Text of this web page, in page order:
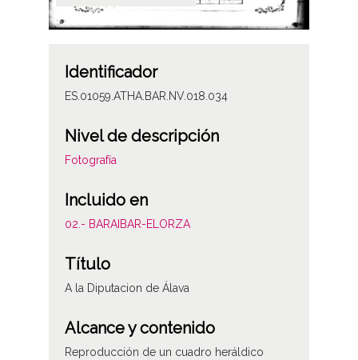
Identificador
ES.01059.ATHA.BAR.NV.018.034
Nivel de descripción
Fotografía
Incluido en
02.- BARAIBAR-ELORZA
Título
A la Diputacion de Álava
Alcance y contenido
Reproducción de un cuadro heráldico